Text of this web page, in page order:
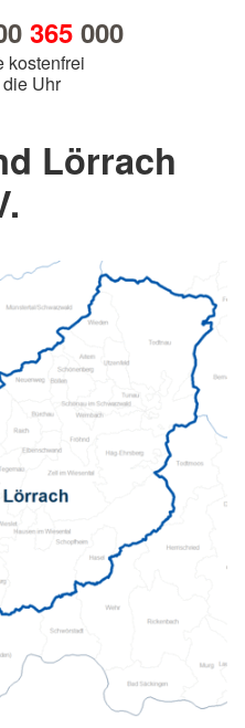
365000
kostenfrei
Uhr
Lörrach